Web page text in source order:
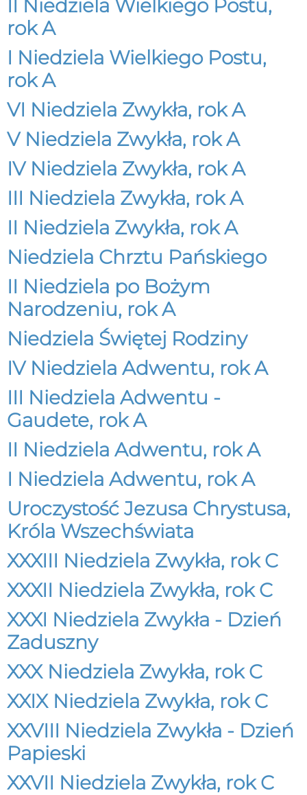
II Niedziela Wielkiego Postu,
rok A
I Niedziela Wielkiego Postu,
rok A
VI Niedziela Zwykła, rok A
V Niedziela Zwykła, rok A
IV Niedziela Zwykła, rok A
III Niedziela Zwykła, rok A
II Niedziela Zwykła, rok A
Niedziela Chrztu Pańskiego
II Niedziela po Bożym
Narodzeniu, rok A
Niedziela Świętej Rodziny
IV Niedziela Adwentu, rok A
III Niedziela Adwentu -
Gaudete, rok A
II Niedziela Adwentu, rok A
I Niedziela Adwentu, rok A
Uroczystość Jezusa Chrystusa,
Króla Wszechświata
XXXIII Niedziela Zwykła, rok C
XXXII Niedziela Zwykła, rok C
XXXI Niedziela Zwykła - Dzień
Zaduszny
XXX Niedziela Zwykła, rok C
XXIX Niedziela Zwykła, rok C
XXVIII Niedziela Zwykła - Dzień
Papieski
XXVII Niedziela Zwykła, rok C